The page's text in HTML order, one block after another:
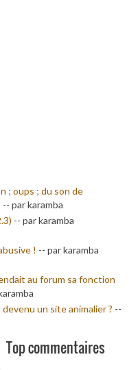
; oups ; du son de
-- par karamba
-- par karamba
! -- par karamba
au forum sa fonction
un site animalier ? --
Top commentaires